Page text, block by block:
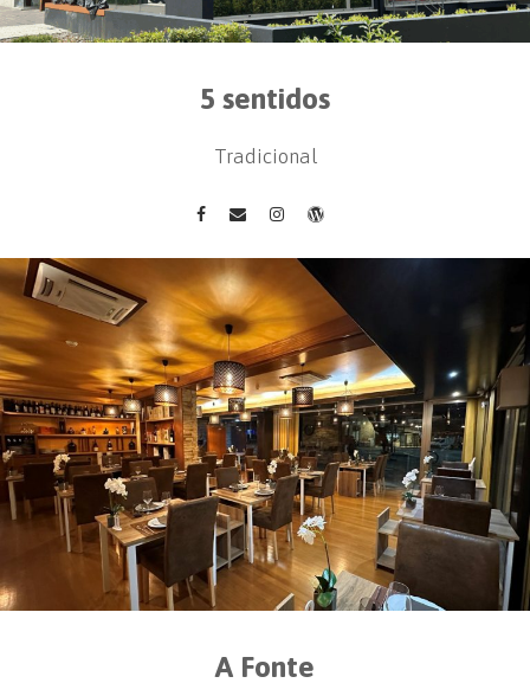
5 sentidos
Tradicional
A Fonte